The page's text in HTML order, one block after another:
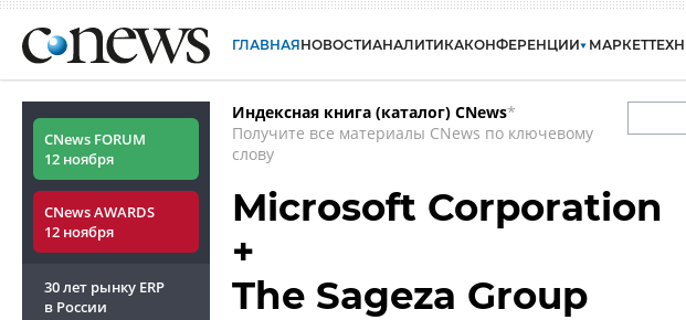
ГЛАВНАЯНОВОСТИАНАЛИТИКАКОНФЕРЕНЦИИ МАРКЕТ
CNews FORUM
12 ноября
CNews AWARDS
12 ноября
30 лет рынку ERP
в России
Индексная книга (каталог) CNews*
Получите все материалы CNews по ключевому
слову
Microsoft Corporation
+
The Sageza Group